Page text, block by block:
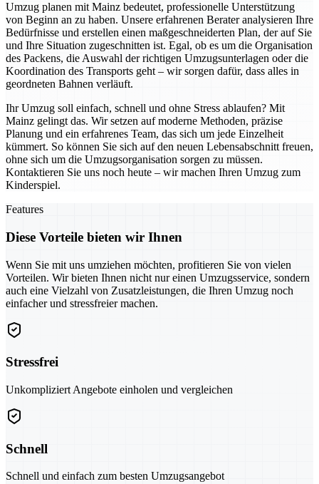
Umzug planen mit Mainz bedeutet, professionelle Unterstützung
von Beginn an zu haben. Unsere erfahrenen Berater analysieren Ihre
Bedürfnisse und erstellen einen maßgeschneiderten Plan, der auf Sie
und Ihre Situation zugeschnitten ist. Egal, ob es um die Organisation
des Packens, die Auswahl der richtigen Umzugsunterlagen oder die
Koordination des Transports geht – wir sorgen dafür, dass alles in
geordneten Bahnen verläuft.
Ihr Umzug soll einfach, schnell und ohne Stress ablaufen? Mit
Mainz gelingt das. Wir setzen auf moderne Methoden, präzise
Planung und ein erfahrenes Team, das sich um jede Einzelheit
kümmert. So können Sie sich auf den neuen Lebensabschnitt freuen,
ohne sich um die Umzugsorganisation sorgen zu müssen.
Kontaktieren Sie uns noch heute – wir machen Ihren Umzug zum
Kinderspiel.
Features
Diese Vorteile bieten wir Ihnen
Wenn Sie mit uns umziehen möchten, profitieren Sie von vielen
Vorteilen. Wir bieten Ihnen nicht nur einen Umzugsservice, sondern
auch eine Vielzahl von Zusatzleistungen, die Ihren Umzug noch
einfacher und stressfreier machen.
Stressfrei
Unkompliziert Angebote einholen und vergleichen
Schnell
Schnell und einfach zum besten Umzugsangebot